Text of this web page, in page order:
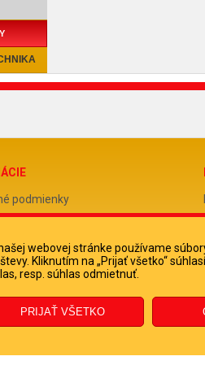
podmienky
od zmluvy tu
a platba kuriérom
osobných údajov
o súboroch cookies
webovej stránke používame
Kliknutím na „Prijať všetko“
resp. súhlas odmietnuť.